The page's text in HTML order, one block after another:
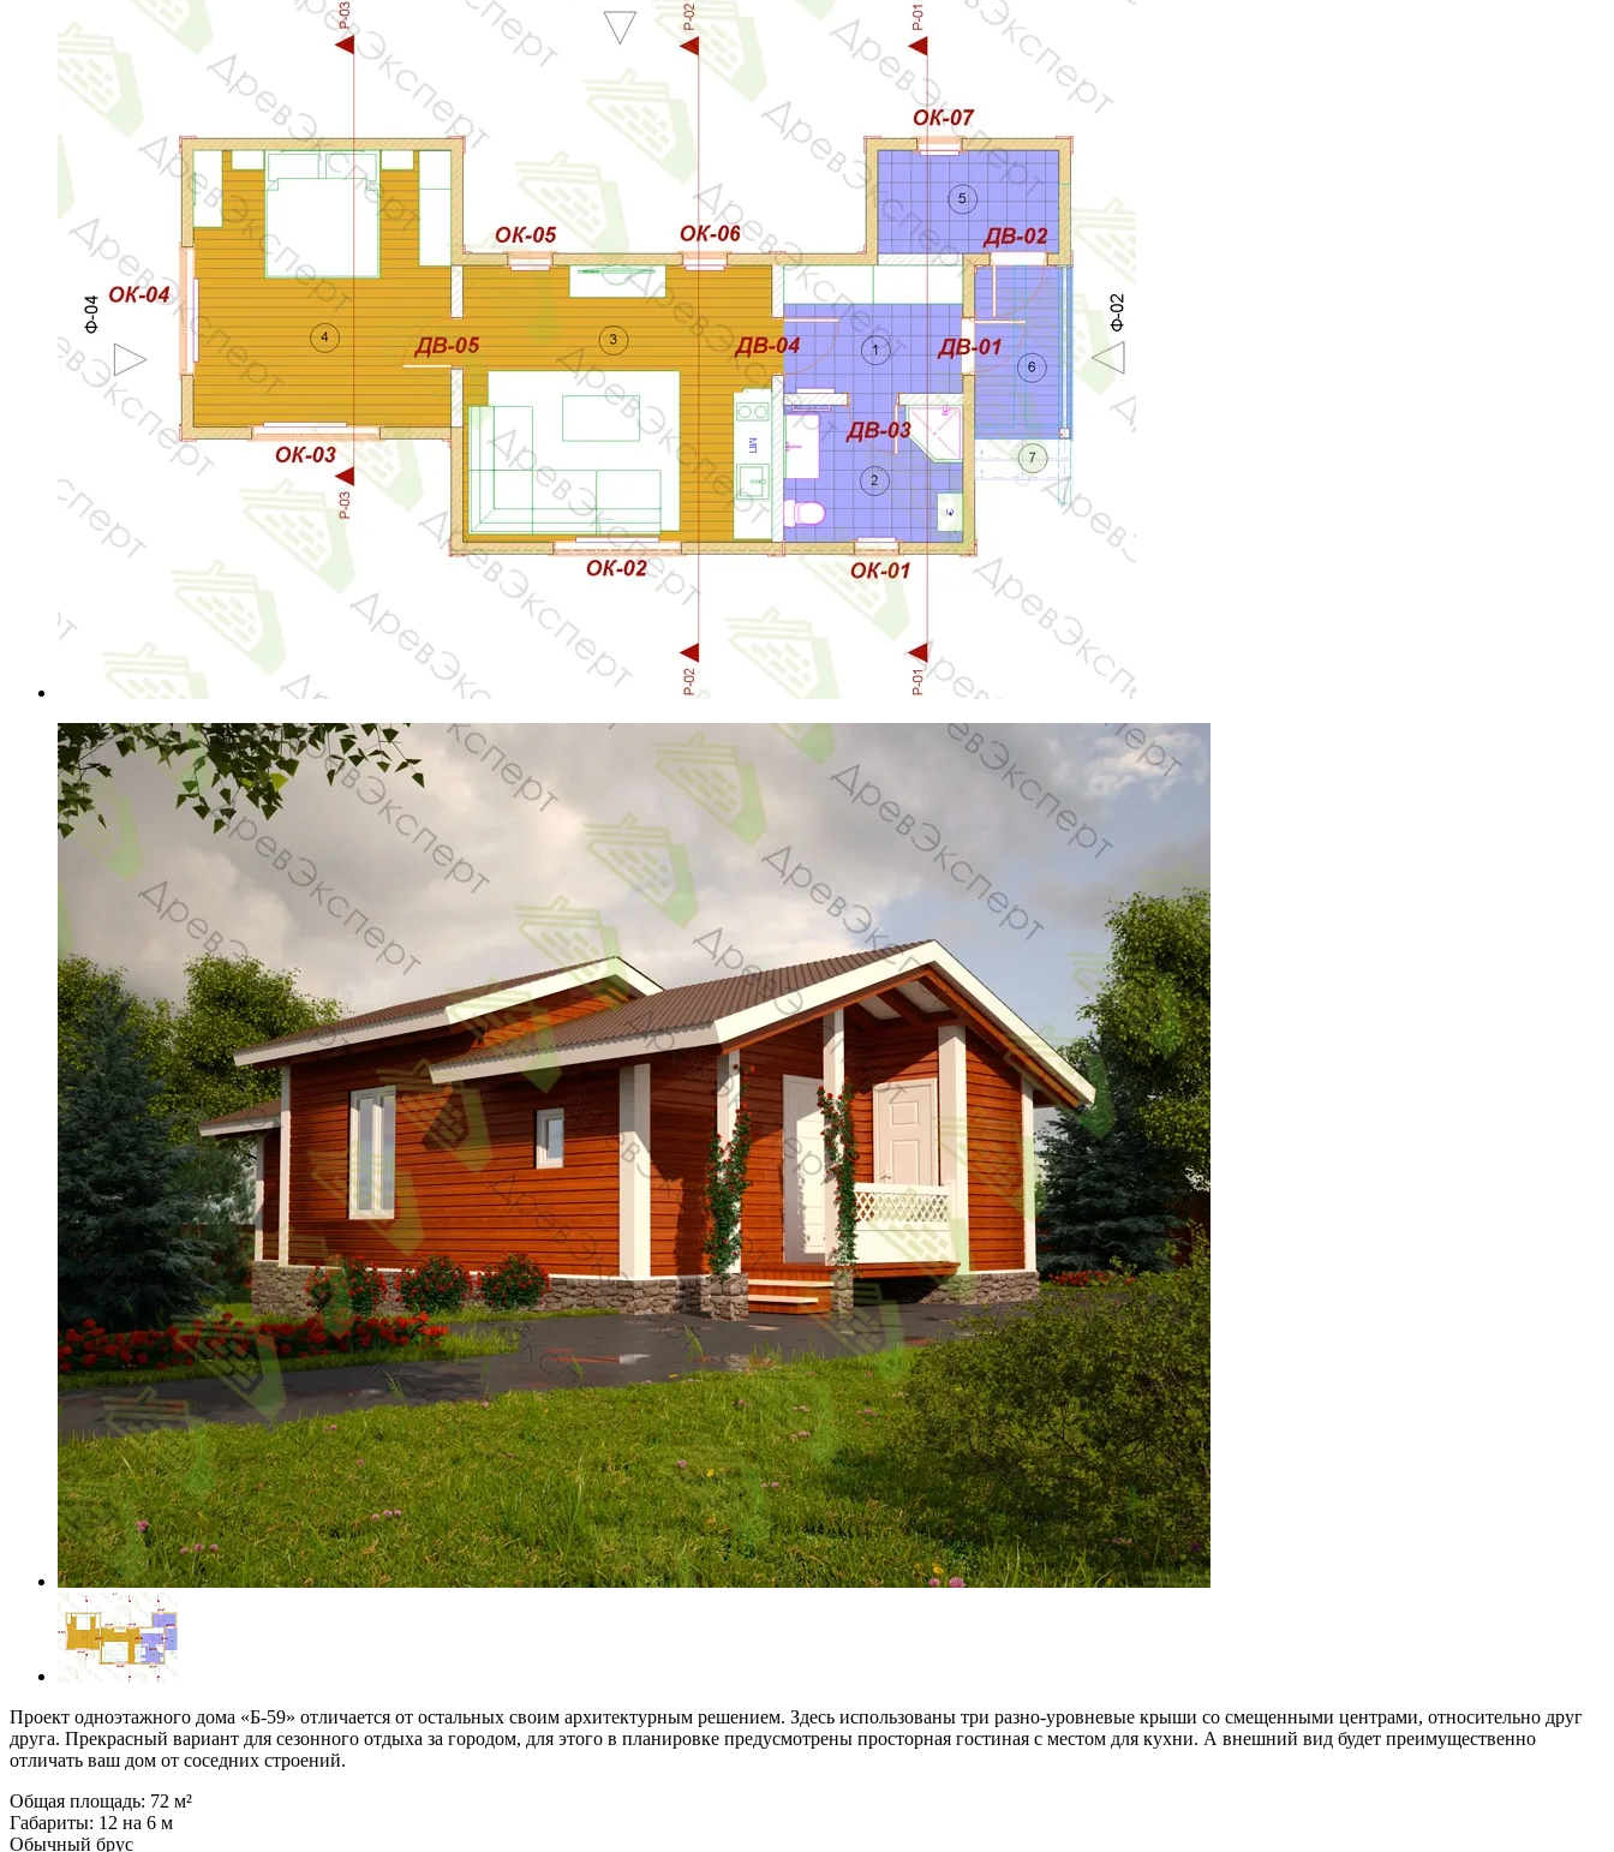
Проект одноэтажного дома «Б-59» отличается от остальных своим архитектурным решением. Здесь использованы три разно-уровневые крыши со смещенными центрами, относительно друг
друга. Прекрасный вариант для сезонного отдыха за городом, для этого в планировке предусмотрены просторная гостиная с местом для кухни. А внешний вид будет преимущественно
отличать ваш дом от соседних строений.
Общая площадь: 72 м²
Габариты: 12 на 6 м
Обычный брус